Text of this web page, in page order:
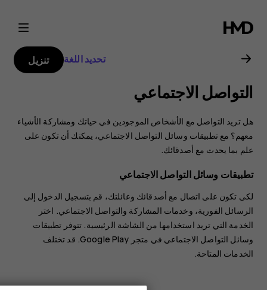
Nokia
7
Plus
user
guide
تحديد اللغة تنزيل
التواصل الاجتماعي
هل تريد التواصل مع الأشخاص الموجودين في حياتك ومشاركة الأشياء
معهم؟ مع تطبيقات وسائل التواصل الاجتماعي، يمكنك أن تكون على
علم بما يحدث مع أصدقائك.
تطبيقات وسائل التواصل الاجتماعي
لكى تكون على اتصال مع أصدقائك وعائلتك، قم بتسجيل الدخول إلى
الرسائل الفورية، وخدمات المشاركة والتواصل الاجتماعي. اختر
الخدمة التي تريد استخدامها من الشاشة الرئيسية. تتوفر تطبيقات
وسائل التواصل الاجتماعي في متجر Google Play
. قد تختلف
الخدمات المتاحة.